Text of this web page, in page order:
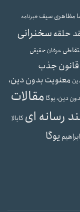
مظاهری سیفخبرنامه
حلقهسخنرانی
عرفان حقیقی
قانون جذب
معنویت بدون دین،
دین، یوگا مقالات
رسانه ای کابالا
یوگا